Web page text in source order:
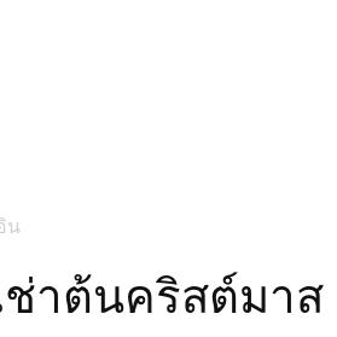
น
าต้นคริสต์มา